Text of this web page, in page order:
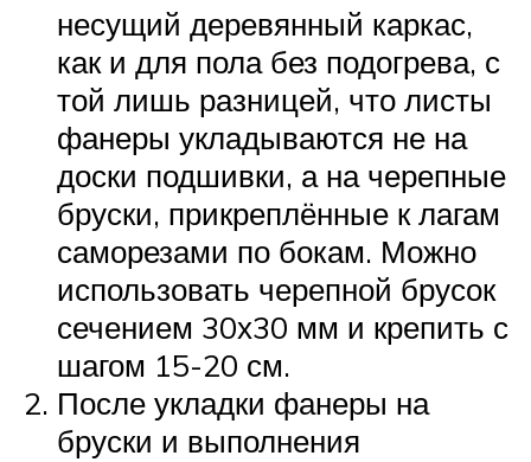
несущий деревянный каркас,
как и для пола без подогрева, с
той лишь разницей, что листы
фанеры укладываются не на
доски подшивки, а на черепные
бруски, прикреплённые к лагам
саморезами по бокам. Можно
использовать черепной брусок
сечением 30х30 мм и крепить с
шагом 15-20 см.
После укладки фанеры на
бруски и выполнения